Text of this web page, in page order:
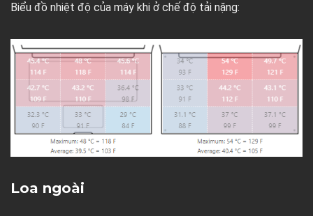
Biểu đồ nhiệt độ của máy khi ở chế độ tải nặng:
Loa ngoài